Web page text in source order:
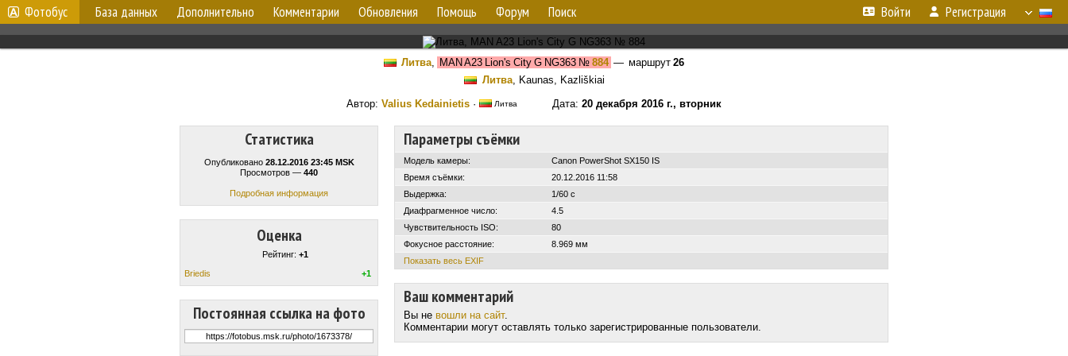
Фотобус База данных Дополнительно Комментарии Обновления Помощь Форум Поиск Войти Регистрация
Литва, MAN A23 Lion's City G NG363 № 884 — маршрут 26
Литва, Kaunas, Kazliškiai
Автор: Valius Kedainietis · Литва Дата: 20 декабря 2016 г., вторник
Статистика
Опубликовано 28.12.2016 23:45 MSK
Просмотров — 440
Подробная информация
Оценка
Рейтинг: +1
Briedis
+1
Постоянная ссылка на фото
Параметры съёмки
Модель камеры:
Canon PowerShot SX150 IS
Время съёмки:
20.12.2016 11:58
Выдержка:
1/60 с
Диафрагменное число:
4.5
Чувствительность ISO:
80
Фокусное расстояние:
8.969 мм
Показать весь EXIF
Ваш комментарий
Вы не вошли на сайт.
Комментарии могут оставлять только зарегистрированные пользователи.